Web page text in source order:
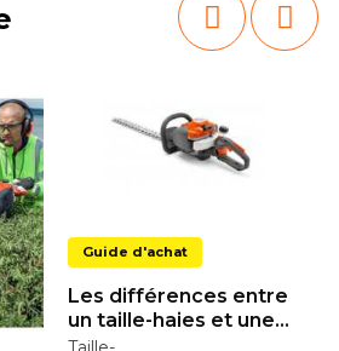
Guide d'achat
Les différences entre
un taille-haies et une
élagueuse